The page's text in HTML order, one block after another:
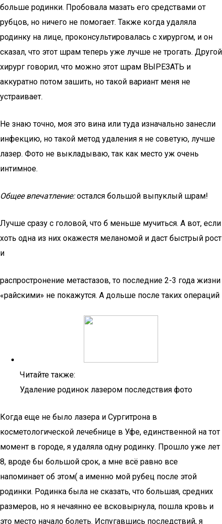
больше родинки. Пробовала мазать его средствами от
рубцов, но ничего не помогает. Также когда удаляла
родинку на лице, проконсультировалась с хирургом, и он
сказал, что этот шрам теперь уже лучше не трогать. Другой
хирург говорил, что можно этот шрам ВЫРЕЗАТЬ и
аккуратно потом зашить, но такой вариант меня не
устраивает.
Не знаю точно, моя это вина или туда изначально занесли
инфекцию, но такой метод удаления я не советую, лучше
лазер. Фото не выкладываю, так как место уж очень
интимное.
Общее впечатление:остался большой выпуклый шрам!
Лучше сразу с головой, что б меньше мучиться. А вот, если
хоть одна из них окажестя меланомой и даст быстрый рост
и
распростронение метастазов, то последние 2-3 года жизни
«райскими» не покажутся. А дольше после таких операций
Читайте также:
Удаление родинок лазером последствия фото
Когда еще не было лазера и Сургитрона в
косметологической лечебнице в Уфе, единственной на тот
момент в городе, я удаляла одну родинку. Прошло уже лет
8, вроде бы большой срок, а мне всё равно все
напоминает об этом( а именно мой рубец после этой
родинки. Родинка была не сказать, что большая, средних
размеров, но я нечаянно ее всковырнула, пошла кровь и
это место начало болеть. Испугавшись последствий, я